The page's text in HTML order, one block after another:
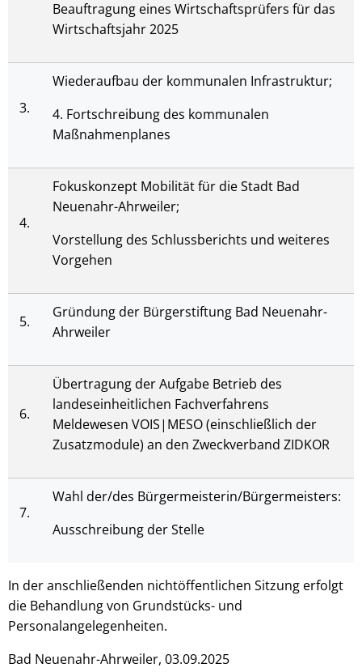
Beauftragung eines Wirtschaftsprüfers für das
Wirtschaftsjahr 2025
3.
Wiederaufbau der kommunalen Infrastruktur;
4. Fortschreibung des kommunalen
Maßnahmenplanes
4.
Fokuskonzept Mobilität für die Stadt Bad
Neuenahr-Ahrweiler;
Vorstellung des Schlussberichts und weiteres
Vorgehen
5.
Gründung der Bürgerstiftung Bad Neuenahr-
Ahrweiler
6.
Übertragung der Aufgabe Betrieb des
landeseinheitlichen Fachverfahrens
Meldewesen VOIS|MESO (einschließlich der
Zusatzmodule) an den Zweckverband ZIDKOR
7.
Wahl der/des Bürgermeisterin/Bürgermeisters:
Ausschreibung der Stelle
In der anschließenden nichtöffentlichen Sitzung erfolgt
die Behandlung von Grundstücks- und
Personalangelegenheiten.
Bad Neuenahr-Ahrweiler, 03.09.2025